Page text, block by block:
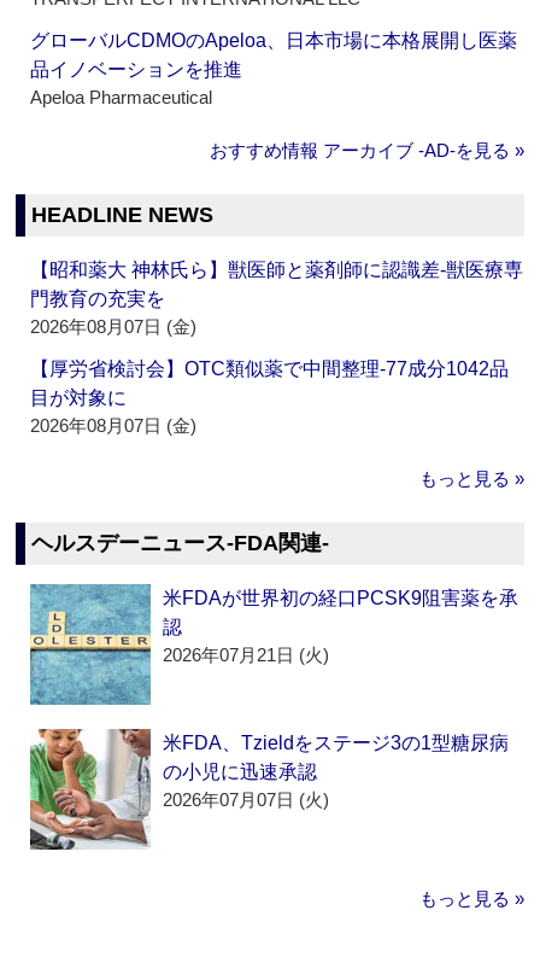
グローバルCDMOのApeloa、日本市場に本格展開し医薬
品イノベーションを推進
Apeloa Pharmaceutical
おすすめ情報 アーカイブ ‐AD‐を見る »
HEADLINE NEWS
【昭和薬大 神林氏ら】獣医師と薬剤師に認識差‐獣医療専
門教育の充実を
2026年08月07日 (金)
【厚労省検討会】OTC類似薬で中間整理‐77成分1042品
目が対象に
2026年08月07日 (金)
もっと見る »
ヘルスデーニュース‐FDA関連‐
米FDAが世界初の経口PCSK9阻害薬を承
認
2026年07月21日 (火)
米FDA、Tzieldをステージ3の1型糖尿病
の小児に迅速承認
2026年07月07日 (火)
もっと見る »